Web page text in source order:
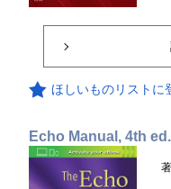
ほしいものリストに
Echo Manual, 4th ed.